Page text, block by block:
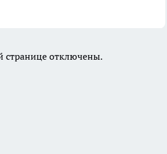
странице отключены.